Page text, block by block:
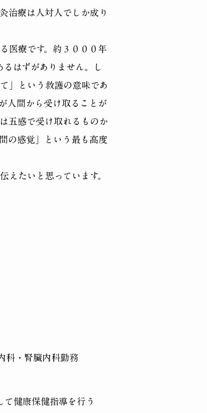
治療は人対人でしか成り
医療です。約３０００年
はずがありません。し
」という救護の意味であ
人間から受け取ることが
五感で受け取れるものか
の感覚」という最も高度
えたいと思っています。
科・腎臓内科勤務
て健康保健指導を行う